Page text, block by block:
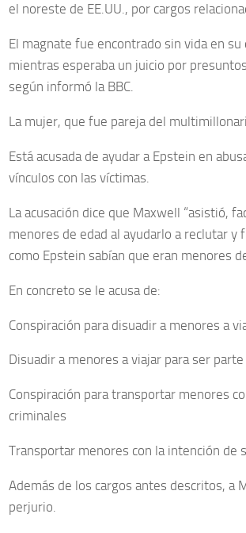
el noreste de EE.UU., por cargos
El magnate fue encontrado sin vida en
mientras esperaba un juicio por
según informó la BBC.
La mujer, que fue pareja del
Está acusada de ayudar a Epstein en
vínculos con las víctimas.
La acusación dice que Maxwell “asistió,
menores de edad al ayudarlo a reclutar
como Epstein sabían que eran menores
En concreto se le acusa de:
Conspiración para disuadir a menores a
Disuadir a menores a viajar para ser
Conspiración para transportar menores
criminales
Transportar menores con la intención de
Además de los cargos antes descritos, a
perjurio.